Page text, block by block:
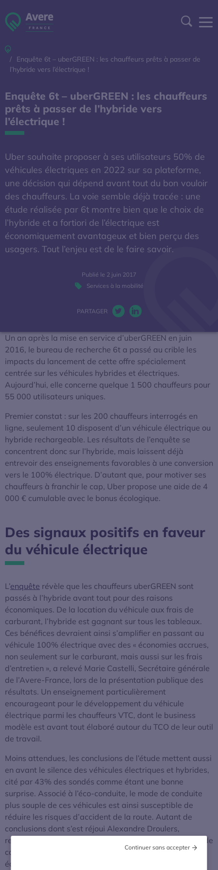
Continuer sans accepter
AFIREV
A DÉCOUVRIR
L’Avere-France
La mobilité électrique
Accueil
Enquête 6t – uberGREEN : les chauffeurs prêts à passer de
l’hybride vers l’électrique !
Enquête 6t – uberGREEN : les chauffeurs
prêts à passer de l’hybride vers
l’électrique !
Uber souhaite proposer à ses utilisateurs 50% de
véhicules électriques en 2022 sur sa plateforme,
une décision qui dépend avant tout du bon vouloir
des chauffeurs. La voie semble déjà tracée : une
étude réalisée par 6t montre bien que le choix de
l’hybride et a fortiori de l’électrique est
économiquement avantageux et bien perçu des
usagers. Tout l’enjeu est de le faire savoir.
Publié le 2 juin 2017
Services à la mobilité
PARTAGER
Un an après la mise en service d’uberGREEN en juin
2016, le bureau de recherche 6t a passé au crible les
impacts du lancement de cette offre spécialement
centrée sur les véhicules hybrides et électriques.
Aujourd’hui, elle concerne quelque 1 500 chauffeurs pour
55 000 utilisateurs uniques.
Premier constat : sur les 200 chauffeurs interrogés en
ligne, seulement 10 disposent d’un véhicule électrique ou
hybride rechargeable. Les résultats de l’enquête se
concentrent donc sur l’hybride, mais laissent déjà
entrevoir des enseignements favorables à une conversion
vers le 100% électrique. D’autant que, pour motiver ses
chauffeurs à franchir le cap, Uber propose une aide de 4
000 € cumulable avec le bonus écologique.
Des signaux positifs en faveur
du véhicule électrique
L’enquête révèle que les chauffeurs uberGREEN sont
passés à l’hybride avant tout pour des raisons
économiques. De la location du véhicule aux frais de
carburant, l’hybride est gagnant sur tous les tableaux.
Ces bénéfices devraient ainsi s’amplifier en passant au
véhicule 100% électrique avec des « économies accrues,
non seulement sur le carburant, mais aussi sur les frais
d’entretien », a relevé Marie Castelli, Secrétaire générale
de l’Avere-France, lors de la présentation publique des
résultats. Un enseignement particulièrement
encourageant pour le développement du véhicule
électrique parmi les chauffeurs VTC, dont le business
modèle est avant tout élaboré autour du TCO de leur outil
de travail.
Moins attendues, les conclusions de l’étude mettent aussi
en avant le silence des véhicules électriques et hybrides,
cité par 43% des sondés comme étant une bonne
surprise. Associé à l’éco-conduite, le mode de conduite
plus souple de ces véhicules est ainsi susceptible de
réduire les risques d’accident de la route. Autant de
conclusions dont s’est réjoui Alexandre Droulers,
responsable des projets mobilité chez Uber : « La prise de
conscience des chauffeurs sur les avantages
économiques et le confort des véhicules hybrides et